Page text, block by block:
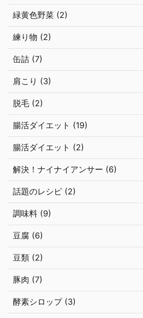
緑黄色野菜 (2)
練り物 (2)
缶詰 (7)
肩こり (3)
脱毛 (2)
腸活ダイエット (19)
腸活ダイエット (2)
解決！ナイナイアンサー (6)
話題のレシピ (2)
調味料 (9)
豆腐 (6)
豆類 (2)
豚肉 (7)
酵素シロップ (3)